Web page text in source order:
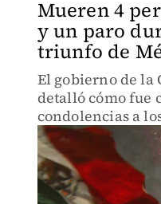
Mueren 4
y un paro
triunfo de
El gobierno de la
detalló cómo fue
condolencias a